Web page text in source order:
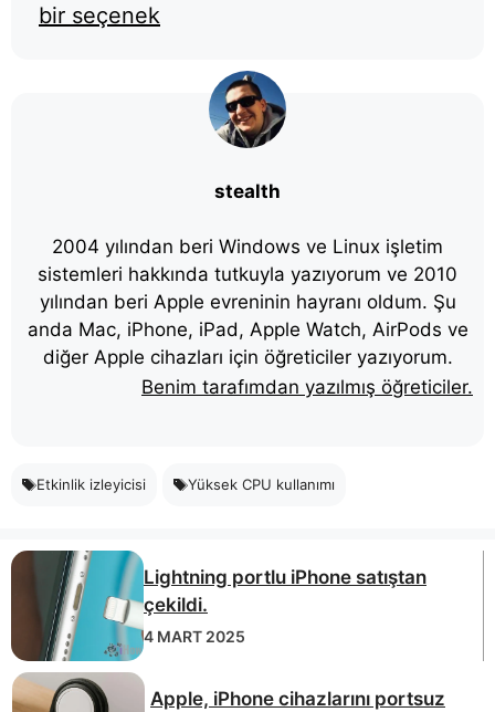
bir seçenek
stealth
2004 yılından beri Windows ve Linux işletim
sistemleri hakkında tutkuyla yazıyorum ve 2010
yılından beri Apple evreninin hayranı oldum. Şu
anda Mac, iPhone, iPad, Apple Watch, AirPods ve
diğer Apple cihazları için öğreticiler yazıyorum.
Benim tarafımdan yazılmış öğreticiler.
Etkinlik izleyicisi Yüksek CPU kullanımı
Lightning portlu iPhone satıştan
çekildi.
4 MART 2025
Apple, iPhone cihazlarını portsuz